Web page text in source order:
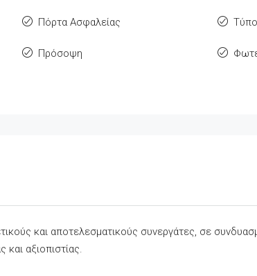
Πόρτα Ασφαλείας
Πρόσοψη
και αποτελεσματικούς συνεργάτες, σε
και αξιοπιστίας.